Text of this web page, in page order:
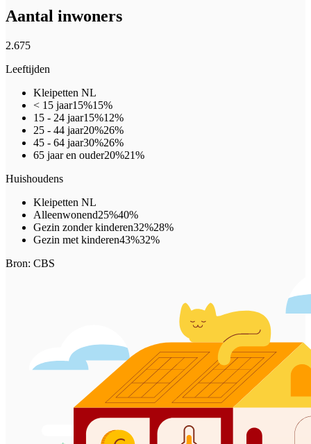
Aantal inwoners
2.675
Leeftijden
Kleipetten NL
< 15 jaar15%15%
15 - 24 jaar15%12%
25 - 44 jaar20%26%
45 - 64 jaar30%26%
65 jaar en ouder20%21%
Huishoudens
Kleipetten NL
Alleenwonend25%40%
Gezin zonder kinderen32%28%
Gezin met kinderen43%32%
Bron: CBS